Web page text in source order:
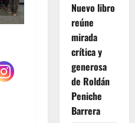
Nuevo libro
reúne
mirada
crítica y
generosa
de Roldán
Peniche
Barrera